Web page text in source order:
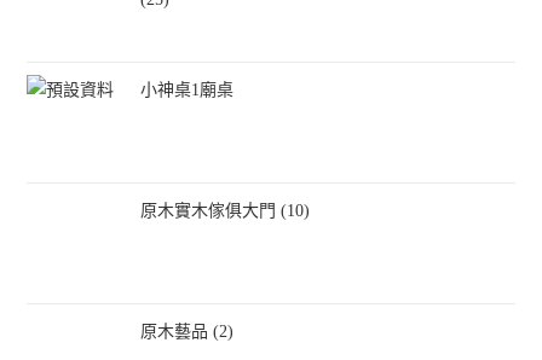
小神桌1廟桌
原木實木傢俱大門 (10)
原木藝品 (2)